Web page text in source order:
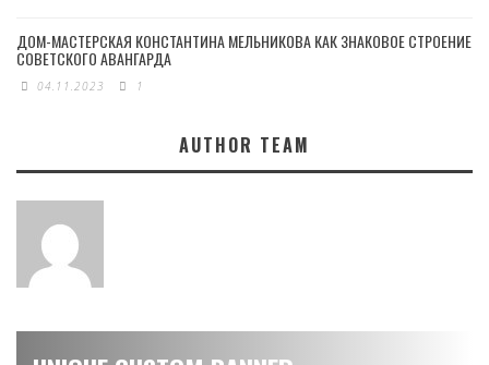
ДОМ-МАСТЕРСКАЯ КОНСТАНТИНА МЕЛЬНИКОВА КАК ЗНАКОВОЕ СТРОЕНИЕ
СОВЕТСКОГО АВАНГАРДА
04.11.2023 1
AUTHOR TEAM